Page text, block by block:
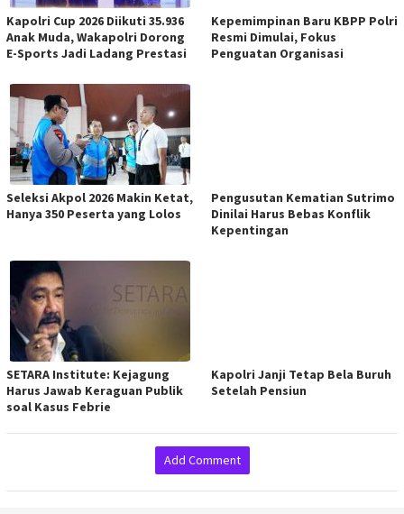
Kapolri Cup 2026 Diikuti 35.936
Anak Muda, Wakapolri Dorong
E-Sports Jadi Ladang Prestasi
Kepemimpinan Baru KBPP Polri
Resmi Dimulai, Fokus
Penguatan Organisasi
Seleksi Akpol 2026 Makin Ketat,
Hanya 350 Peserta yang Lolos
Pengusutan Kematian Sutrimo
Dinilai Harus Bebas Konflik
Kepentingan
SETARA Institute: Kejagung
Harus Jawab Keraguan Publik
soal Kasus Febrie
Kapolri Janji Tetap Bela Buruh
Setelah Pensiun
Add Comment